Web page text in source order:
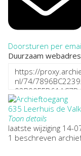
Doorsturen per
Duurzaam webadres
635 Leerhuis de
Toon details
Plaatsnaam:
Maarsbergen
laatste wijziging 14-
1 beschreven